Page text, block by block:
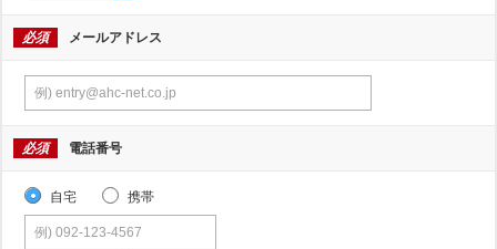
必須 メールアドレス
必須 電話番号
自宅 携帯